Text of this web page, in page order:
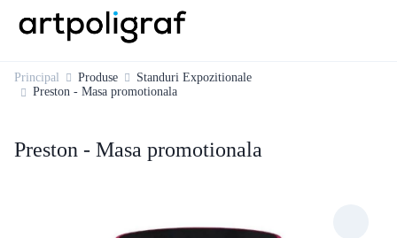
Principal Produse
Standuri Expozitionale
Preston - Masa promotionala
Preston - Masa promotionala